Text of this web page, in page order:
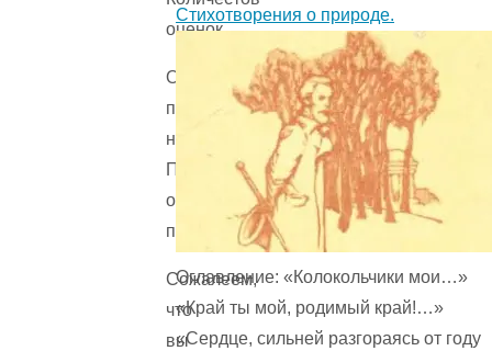
оценок
Оценок
пока
нет.
Поставьте
оценку
первым.
Сожалеем,
что
вы
Стихотворения о природе.
Оглавление: «Колокольчики мои…»
«Край ты мой, родимый край!…»
«Сердце, сильней разгораясь от году